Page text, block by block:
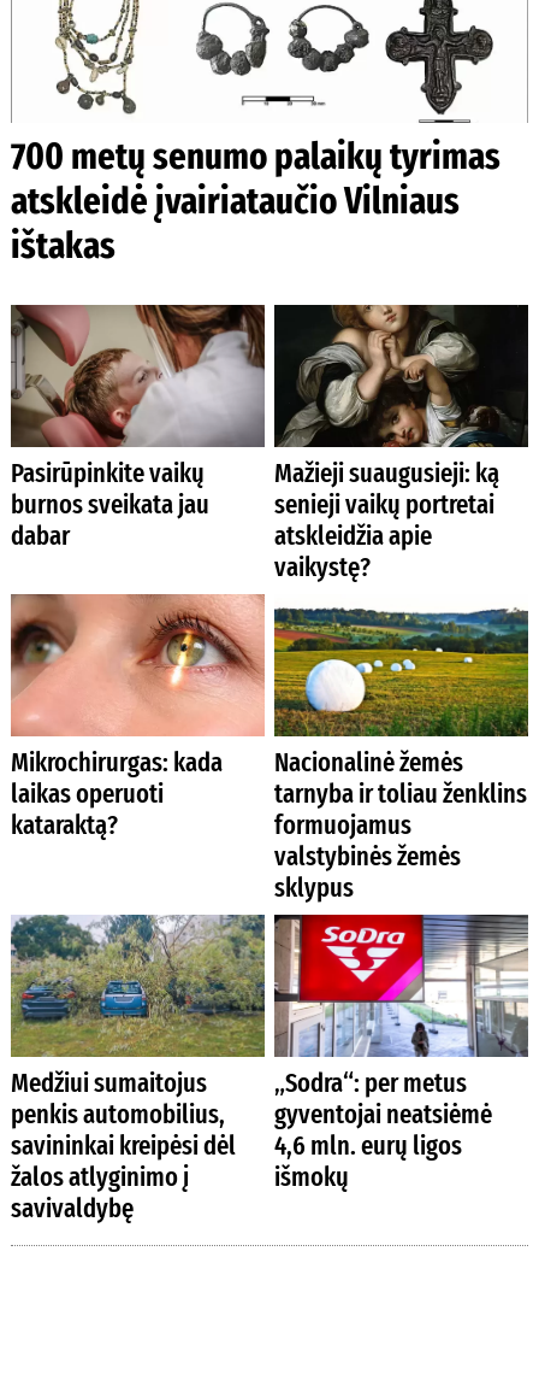
700 metų senumo palaikų tyrimas
atskleidė įvairiataučio Vilniaus
ištakas
Pasirūpinkite vaikų
burnos sveikata jau
dabar
Mažieji suaugusieji: ką
senieji vaikų portretai
atskleidžia apie
vaikystę?
Mikrochirurgas: kada
laikas operuoti
kataraktą?
Nacionalinė žemės
tarnyba ir toliau ženklins
formuojamus
valstybinės žemės
sklypus
Medžiui sumaitojus
penkis automobilius,
savininkai kreipėsi dėl
žalos atlyginimo į
savivaldybę
„Sodra“: per metus
gyventojai neatsiėmė
4,6 mln. eurų ligos
išmokų